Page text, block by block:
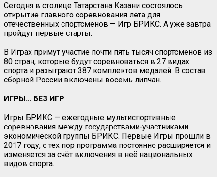
Сегодня в столице Татарстана Казани состоялось
открытие главного соревнования лета для
отечественных спортсменов — Игр БРИКС. А уже завтра
пройдут первые старты.
В Играх примут участие почти пять тысяч спортсменов из
80 стран, которые будут соревноваться в 27 видах
спорта и разыграют 387 комплектов медалей. В состав
сборной России включены восемь липчан.
ИГРЫ… БЕЗ ИГР
Игры БРИКС — ежегодные мультиспортивные
соревнования между государствами-участниками
экономической группы БРИКС. Первые Игры прошли в
2017 году, с тех пор программа постоянно расширяется и
изменяется за счёт включения в неё национальных
видов спорта.